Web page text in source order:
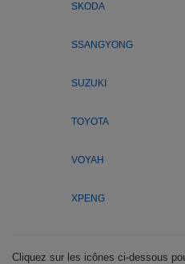
SKODA
SSANGYONG
SUZUKI
TOYOTA
VOYAH
XPENG
Cliquez sur les icônes ci-dessous